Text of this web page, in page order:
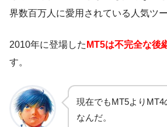
界数百万人に愛用されている人気ツー
2010年に登場した MT5は不完全な後
す。
現在でもMT5より
なんだ。